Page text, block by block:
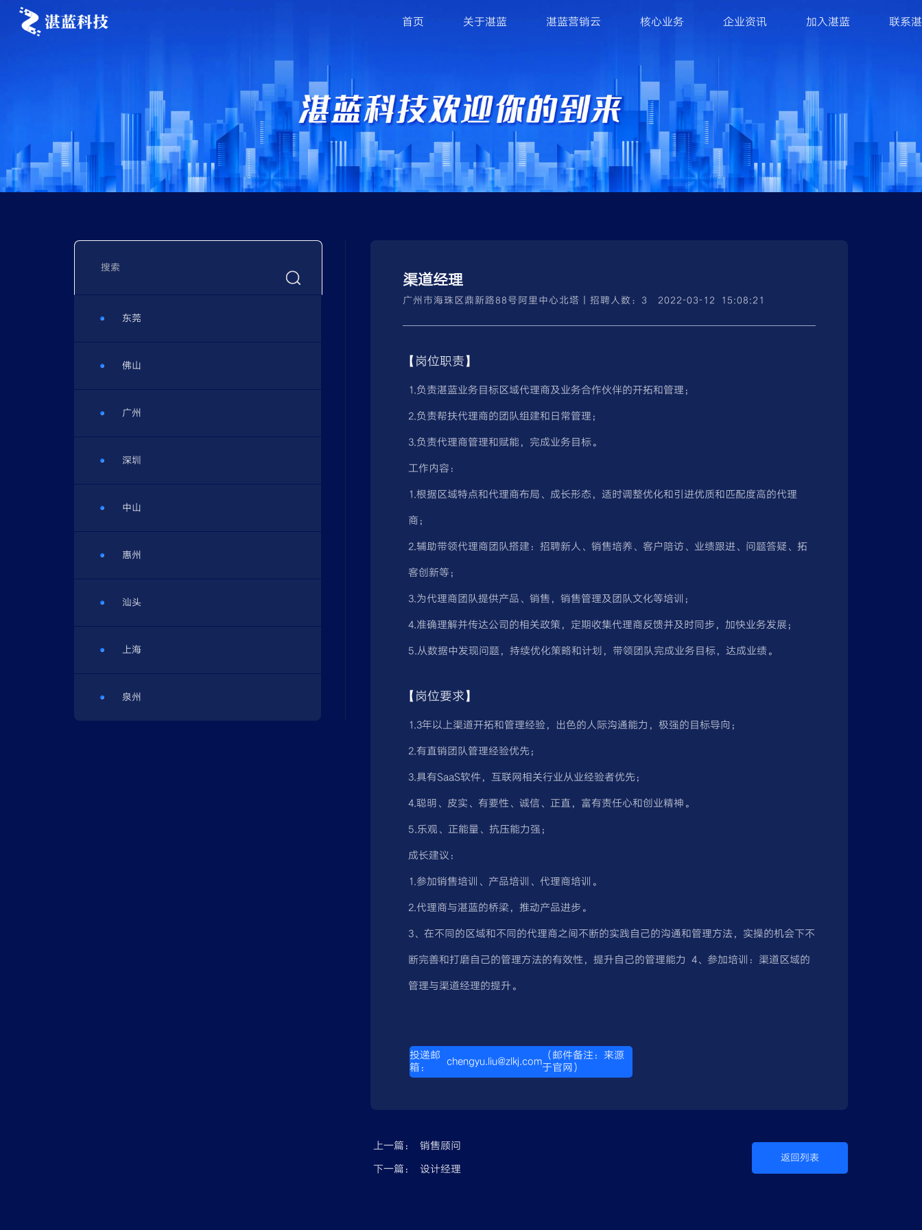
首页 关于湛蓝 湛蓝营销云 核心业务 企业资讯 加入湛蓝 联系
东莞
佛山
广州
深圳
中山
惠州
汕头
上海
泉州
渠道经理
广州市海珠区鼎新路88号阿里中心北塔丨招聘人数：3 2022-03-12 15:08:21
【岗位职责】
1.负责湛蓝业务目标区域代理商及业务合作伙伴的开拓和管理；
2.负责帮扶代理商的团队组建和日常管理；
3.负责代理商管理和赋能，完成业务目标。
工作内容：
1.根据区域特点和代理商布局、成长形态，适时调整优化和引进优质和匹配度高的代理
商；
2.辅助带领代理商团队搭建：招聘新人、销售培养、客户陪访、业绩跟进、问题答疑、拓
客创新等；
3.为代理商团队提供产品、销售，销售管理及团队文化等培训；
4.准确理解并传达公司的相关政策，定期收集代理商反馈并及时同步，加快业务发展；
5.从数据中发现问题，持续优化策略和计划，带领团队完成业务目标，达成业绩。
【岗位要求】
1.3年以上渠道开拓和管理经验，出色的人际沟通能力，极强的目标导向；
2.有直销团队管理经验优先；
3.具有SaaS软件，互联网相关行业从业经验者优先；
4.聪明、皮实、有要性、诚信、正直，富有责任心和创业精神。
5.乐观、正能量、抗压能力强；
成长建议：
1.参加销售培训、产品培训、代理商培训。
2.代理商与湛蓝的桥梁，推动产品进步。
3、在不同的区域和不同的代理商之间不断的实践自己的沟通和管理方法，实操的机会下不
断完善和打磨自己的管理方法的有效性，提升自己的管理能力 4、参加培训：渠道区域的
管理与渠道经理的提升。
投递邮
箱：
chengyu.liu@zlkj.com （邮件备注：来源
于官网）
上一篇： 销售顾问
下一篇： 设计经理
返回列表